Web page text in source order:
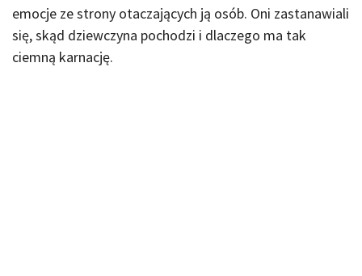
emocje ze strony otaczających ją osób. Oni zastanawiali
się, skąd dziewczyna pochodzi i dlaczego ma tak
ciemną karnację.